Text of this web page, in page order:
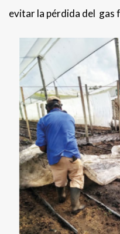
evitar la pérdida del gas